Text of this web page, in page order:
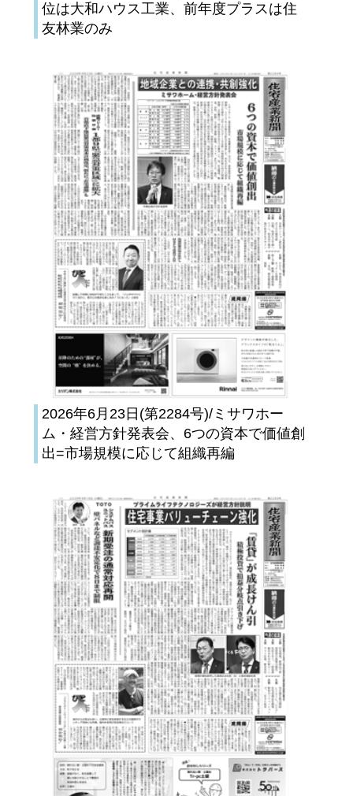
位は大和ハウス工業、前年度プラスは住
友林業のみ
2026年6月23日(第2284号)/ミサワホー
ム・経営方針発表会、6つの資本で価値創
出=市場規模に応じて組織再編